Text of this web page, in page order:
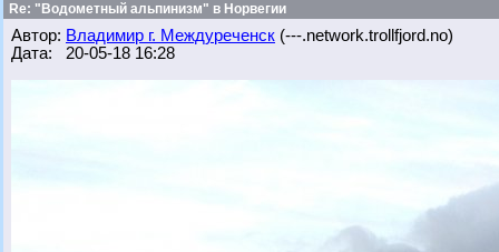
Re: "Водометный альпинизм" в Норвегии
Автор: Владимир г. Междуреченск (---.network.trollfjord.no)
Дата: 20-05-18 16:28